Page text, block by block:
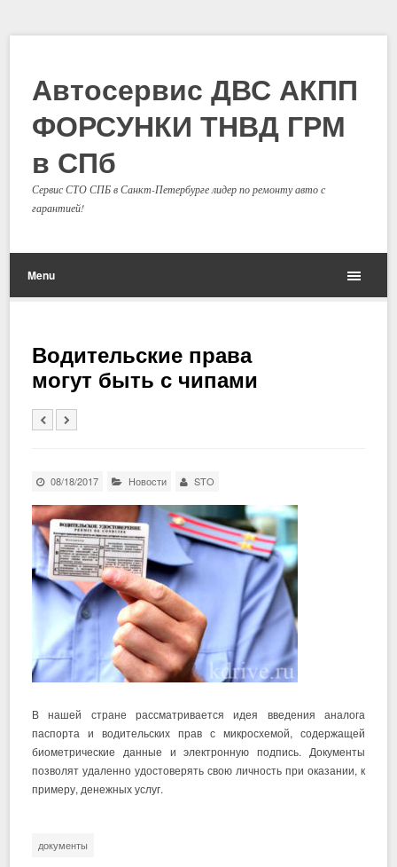
Автосервис ДВС АКПП
ФОРСУНКИ ТНВД ГРМ
в СПб
Сервис СТО СПБ в Санкт-Петербурге лидер по ремонту авто с
гарантией!
Menu
Водительские права
могут быть с чипами
08/18/2017 Новости STO
В нашей стране рассматривается идея введения аналога
паспорта и водительских прав с микросхемой, содержащей
биометрические данные и электронную подпись. Документы
позволят удаленно удостоверять свою личность при оказании, к
примеру, денежных услуг.
документы